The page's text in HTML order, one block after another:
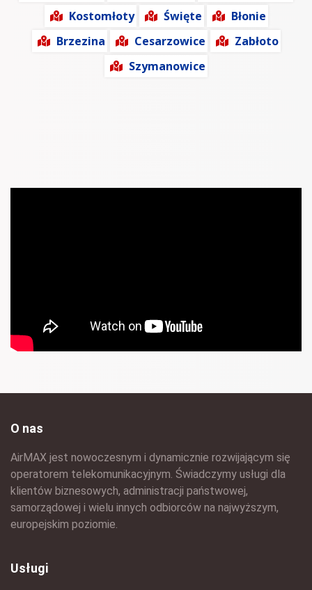
Kostomłoty
Święte
Błonie
Brzezina
Cesarzowice
Zabłoto
Szymanowice
O nas
AirMAX jest nowoczesnym i dynamicznie rozwijającym się
operatorem telekomunikacyjnym. Świadczymy usługi dla
klientów biznesowych, administracji państwowej,
samorządowej i wielu innych odbiorców na najwyższym,
europejskim poziomie.
Usługi